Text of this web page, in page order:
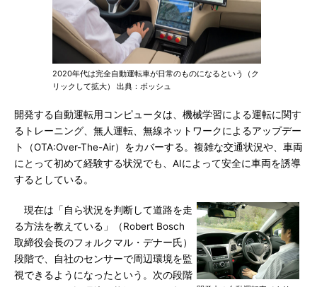
2020年代は完全自動運転車が日常のものになるという（ク
リックして拡大） 出典：ボッシュ
開発する自動運転用コンピュータは、機械学習による運転に関す
るトレーニング、無人運転、無線ネットワークによるアップデー
ト（OTA:Over-The-Air）をカバーする。複雑な交通状況や、車両
にとって初めて経験する状況でも、AIによって安全に車両を誘導
するとしている。
現在は「自ら状況を判断して道路を走
る方法を教えている」（Robert Bosch
取締役会長のフォルクマル・デナー氏）
段階で、自社のセンサーで周辺環境を監
視できるようになったという。次の段階